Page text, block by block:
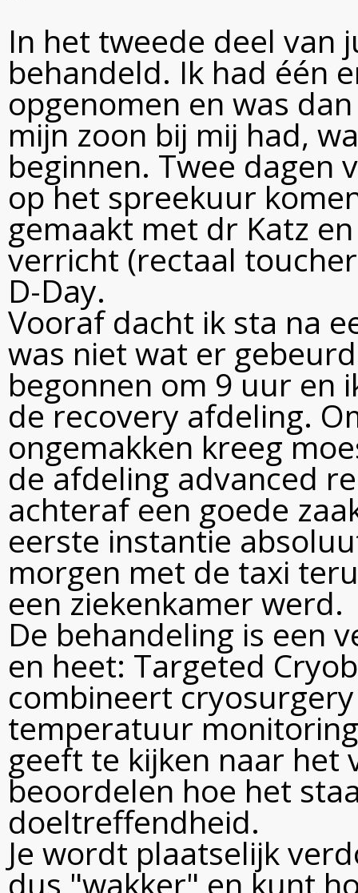
In het tweede deel van
behandeld. Ik had één
opgenomen en was
mijn zoon bij mij had,
beginnen. Twee dagen
op het spreekuur
gemaakt met dr Katz
verricht (rectaal
D-Day.
Vooraf dacht ik sta na
was niet wat er
begonnen om 9 uur en
de recovery afdeling.
ongemakken kreeg
de afdeling advanced
achteraf een goede
eerste instantie
morgen met de taxi
een ziekenkamer werd.
De behandeling is een
en heet: Targeted
combineert
temperatuur
geeft te kijken naar het
beoordelen hoe het
doeltreffendheid.
Je wordt plaatselijk
dus "wakker" en kunt